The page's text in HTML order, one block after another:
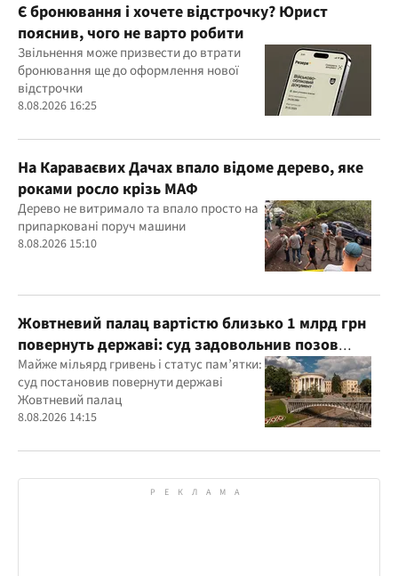
Є бронювання і хочете відстрочку? Юрист
пояснив, чого не варто робити
Звільнення може призвести до втрати
бронювання ще до оформлення нової
відстрочки
8.08.2026 16:25
На Караваєвих Дачах впало відоме дерево, яке
роками росло крізь МАФ
Дерево не витримало та впало просто на
припарковані поруч машини
8.08.2026 15:10
Жовтневий палац вартістю близько 1 млрд грн
повернуть державі: суд задовольнив позов
прокуратури
Майже мільярд гривень і статус пам’ятки:
суд постановив повернути державі
Жовтневий палац
8.08.2026 14:15